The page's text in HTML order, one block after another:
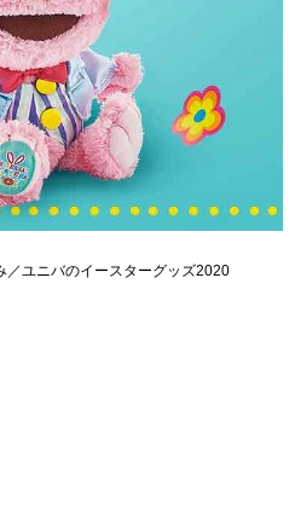
／ユニバのイースターグッズ2020